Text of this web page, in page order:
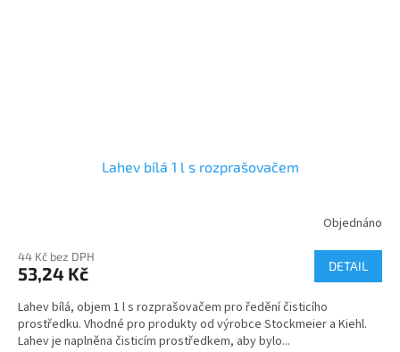
Lahev bílá 1 l s rozprašovačem
Objednáno
44 Kč bez DPH
53,24 Kč DETAIL
Lahev bílá, objem 1 l s rozprašovačem pro ředění čisticího
prostředku. Vhodné pro produkty od výrobce Stockmeier a Kiehl.
Lahev je naplněna čisticím prostředkem, aby bylo...